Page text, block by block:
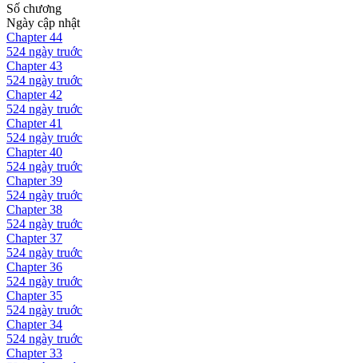
Số chương
Ngày cập nhật
Chapter44
524 ngày truớc
Chapter43
524 ngày truớc
Chapter42
524 ngày truớc
Chapter41
524 ngày truớc
Chapter40
524 ngày truớc
Chapter39
524 ngày truớc
Chapter38
524 ngày truớc
Chapter37
524 ngày truớc
Chapter36
524 ngày truớc
Chapter35
524 ngày truớc
Chapter34
524 ngày truớc
Chapter33